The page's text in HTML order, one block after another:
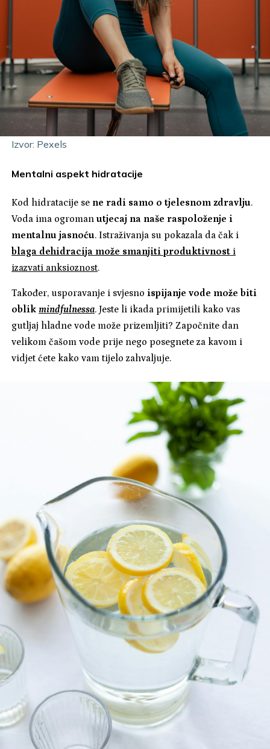
Izvor: Pexels
Mentalni aspekt hidratacije
Kod hidratacije se ne radi samo o tjelesnom zdravlju.
Voda ima ogromanutjecaj na naše raspoloženje i
mentalnu jasnoću. Istraživanja su pokazala da čak i
blaga dehidracija može smanjiti produktivnost i
izazvati anksioznost.
Također, usporavanje i svjesno ispijanje vode može biti
oblikmindfulnessa. Jeste li ikada primijetili kako vas
gutljaj hladne vode može prizemljiti? Započnite dan
velikom čašom vode prije nego posegnete za kavom i
vidjet ćete kako vam tijelo zahvaljuje.